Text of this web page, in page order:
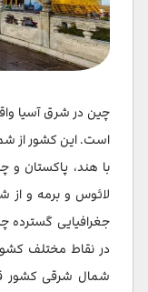
هزینه
هزینه تور
سخن پایانی
سوالات متداول
چین در شرق آسیا
است. این کشور از
با هند، پاکستان و
لائوس و برمه و از
جغرافیایی گسترده
در نقاط مختلف
شمال شرقی کشور